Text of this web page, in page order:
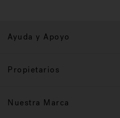
Ayuda y Apoyo
Propietarios
Nuestra Marca